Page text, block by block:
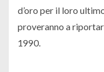
d’oro per il loro
proveranno a
1990.